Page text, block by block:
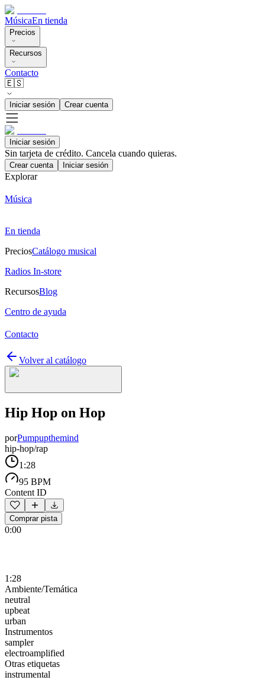
MúsicaEn tienda
Precios
Recursos
Contacto
🇪🇸
Iniciar sesión Crear cuenta
Iniciar sesión
Sin tarjeta de crédito. Cancela cuando quieras.
Crear cuenta Iniciar sesión
Explorar
Música
En tienda
PreciosCatálogo musical
Radios In-store
RecursosBlog
Centro de ayuda
Contacto
Volver al catálogo
Hip Hop on Hop
porPumpupthemind
hip-hop/rap
1:28
95 BPM
Content ID
Comprar pista
0:00
1:28
Ambiente/Temática
neutral
upbeat
urban
Instrumentos
sampler
electroamplified
Otras etiquetas
instrumental